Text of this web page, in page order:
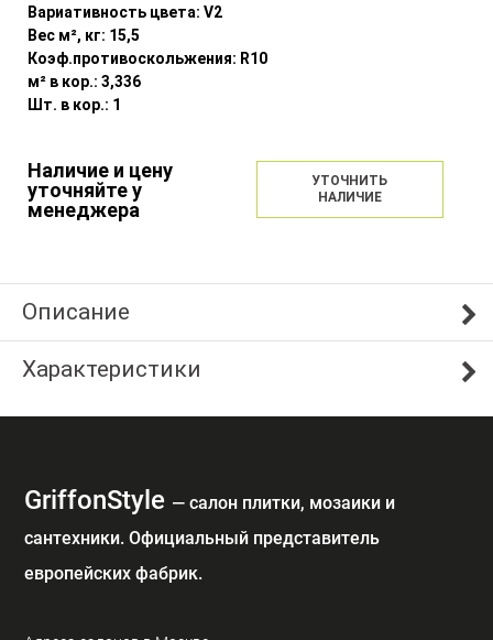
Вариативность цвета: V2
Вес м², кг: 15,5
Коэф.противоскольжения: R10
м² в кор.: 3,336
Шт. в кор.: 1
Наличие и цену
уточняйте у
менеджера
УТОЧНИТЬ
НАЛИЧИЕ
Описание
Характеристики
GriffonStyle — cалон плитки, мозаики и
сантехники. Официальный представитель
европейских фабрик.